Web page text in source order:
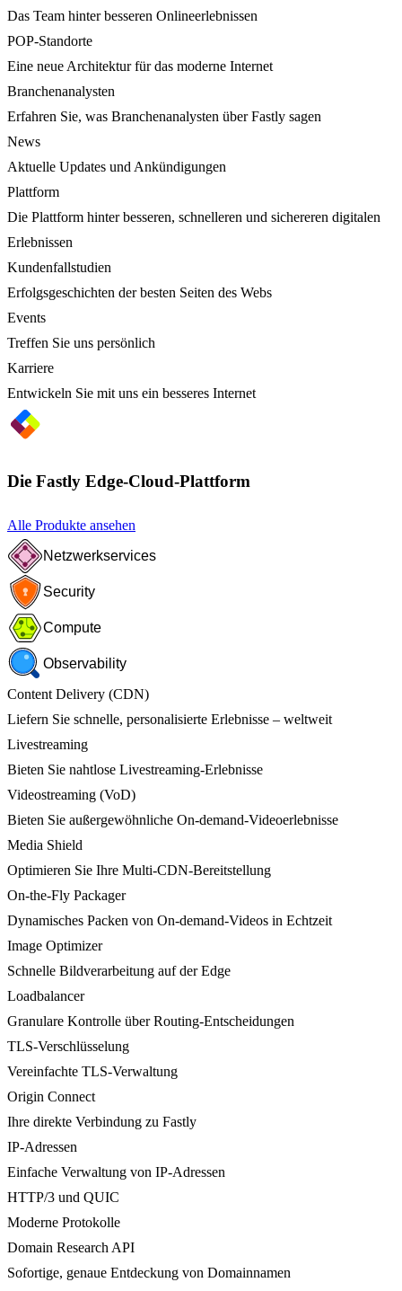
Das Team hinter besseren Onlineerlebnissen
POP-Standorte
Eine neue Architektur für das moderne Internet
Branchenanalysten
Erfahren Sie, was Branchenanalysten über Fastly sagen
News
Aktuelle Updates und Ankündigungen
Plattform
Die Plattform hinter besseren, schnelleren und sichereren digitalen
Erlebnissen
Kundenfallstudien
Erfolgsgeschichten der besten Seiten des Webs
Events
Treffen Sie uns persönlich
Karriere
Entwickeln Sie mit uns ein besseres Internet
Die Fastly Edge-Cloud-Plattform
Alle Produkte ansehen
Netzwerkservices
Security
Compute
Observability
Content Delivery (CDN)
Liefern Sie schnelle, personalisierte Erlebnisse – weltweit
Livestreaming
Bieten Sie nahtlose Livestreaming-Erlebnisse
Videostreaming (VoD)
Bieten Sie außergewöhnliche On-demand-Videoerlebnisse
Media Shield
Optimieren Sie Ihre Multi-CDN-Bereitstellung
On-the-Fly Packager
Dynamisches Packen von On-demand-Videos in Echtzeit
Image Optimizer
Schnelle Bildverarbeitung auf der Edge
Loadbalancer
Granulare Kontrolle über Routing-Entscheidungen
TLS-Verschlüsselung
Vereinfachte TLS-Verwaltung
Origin Connect
Ihre direkte Verbindung zu Fastly
IP-Adressen
Einfache Verwaltung von IP-Adressen
HTTP/3 und QUIC
Moderne Protokolle
Domain Research API
Sofortige, genaue Entdeckung von Domainnamen